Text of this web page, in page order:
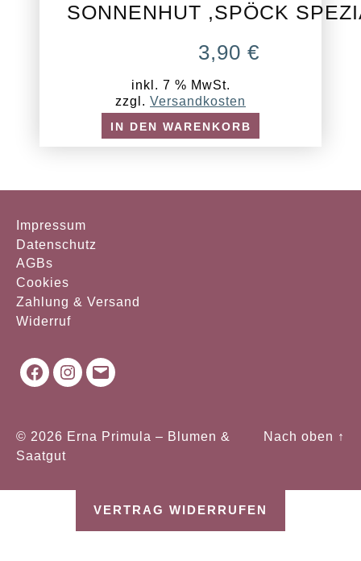
SONNENHUT ,SPÖCK
3,90€
inkl. 7 % MwSt.
zzgl. Versandkosten
IN DEN WARENKORB
Impressum
Datenschutz
AGBs
Cookies
Zahlung & Versand
Widerruf
Facebook
Instagram
Mail
© 2026 Erna Primula – Blumen &
Saatgut
Nach oben ↑
VERTRAG WIDERRUFEN